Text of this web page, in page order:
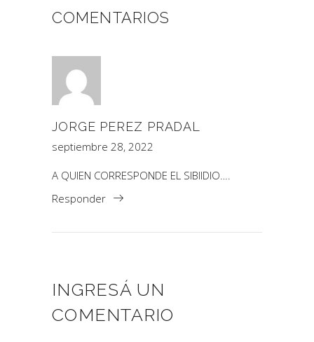
COMENTARIOS
JORGE PEREZ PRADAL
septiembre 28, 2022
A QUIEN CORRESPONDE EL SIBIIDIO….
Responder
INGRESÁ UN
COMENTARIO